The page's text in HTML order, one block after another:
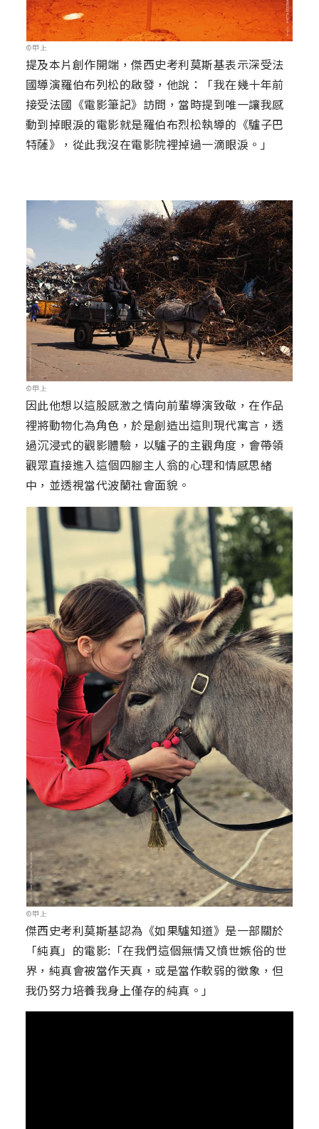
©甲上
提及本片創作開端，傑西史考利莫斯基表示深受法
國導演羅伯布列松的啟發，他說：「我在幾十年前
接受法國《電影筆記》訪問，當時提到唯一讓我感
動到掉眼淚的電影就是羅伯布烈松執導的《驢子巴
特薩》，從此我沒在電影院裡掉過一滴眼淚。」
©甲上
因此他想以這股感激之情向前輩導演致敬，在作品
裡將動物化為角色，於是創造出這則現代寓言，透
過沉浸式的觀影體驗，以驢子的主觀角度，會帶領
觀眾直接進入這個四腳主人翁的心理和情感思緒
中，並透視當代波蘭社會面貌。
©甲上
傑西史考利莫斯基認為《如果驢知道》是一部關於
「純真」的電影:「在我們這個無情又憤世嫉俗的世
界，純真會被當作天真，或是當作軟弱的徵象，但
我仍努力培養我身上僅存的純真。」